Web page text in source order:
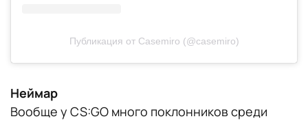
Публикация от Casemiro (@casemiro)
Неймар
Вообще у CS:GO много поклонников среди